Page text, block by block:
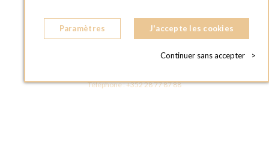
BOUTIQUE OPTIONS LUXEMBOURG
L - 1842 HOWALD LUXEMBOURG
Téléphone :+352 28 77 87 88
Paramètres J'accepte les cookies
Continuer sans accepter >